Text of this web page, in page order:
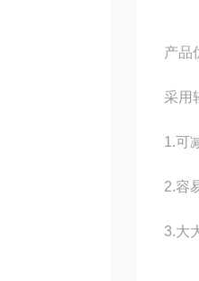
产品
采用
1.可
2.容
3.大